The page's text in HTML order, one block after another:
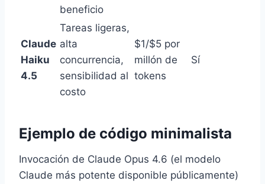
beneficio
Claude
Haiku
4.5
Tareas ligeras,
alta
concurrencia,
sensibilidad al
costo
$1/$5 por
millón de
tokens
Sí
Ejemplo de código minimalista
Invocación de Claude Opus 4.6 (el modelo
Claude más potente disponible públicamente)